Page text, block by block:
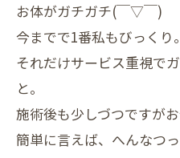
お体がガチガチ(￣▽￣)
今までで1番私もびっくり。
それだけサービス重視で
と。
施術後も少しづつですがお
簡単に言えば、へんなつ